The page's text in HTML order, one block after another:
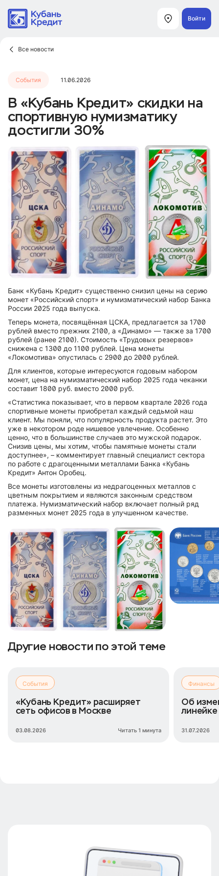
Войти
Все новости
События 11.06.2026
В «Кубань Кредит» скидки на
спортивную нумизматику
достигли 30%
Банк «Кубань Кредит» существенно снизил цены на серию
монет «Российский спорт» и нумизматический набор Банка
России 2025 года выпуска.
Теперь монета, посвящённая ЦСКА, предлагается за 1700
рублей вместо прежних 2100, а «Динамо» — также за 1700
рублей (ранее 2100). Стоимость «Трудовых резервов»
снижена с 1300 до 1100 рублей. Цена монеты
«Локомотива» опустилась с 2900 до 2000 рублей.
Для клиентов, которые интересуются годовым набором
монет, цена на нумизматический набор 2025 года чеканки
составит 1800 руб. вместо 2000 руб.
«Статистика показывает, что в первом квартале 2026 года
спортивные монеты приобретал каждый седьмой наш
клиент. Мы поняли, что популярность продукта растет. Это
уже в некотором роде нишевое увлечение. Особенно
ценно, что в большинстве случаев это мужской подарок.
Снизив цены, мы хотим, чтобы памятные монеты стали
доступнее», – комментирует главный специалист сектора
по работе с драгоценными металлами Банка «Кубань
Кредит» Антон Оробец.
Все монеты изготовлены из недрагоценных металлов с
цветным покрытием и являются законным средством
платежа. Нумизматический набор включает полный ряд
разменных монет 2025 года в улучшенном качестве.
Другие новости по этой теме
События
«Кубань Кредит» расширяет
сеть офисов в Москве
03.08.2026 Читать 1 минута
Финансы
Об
31.07.2026